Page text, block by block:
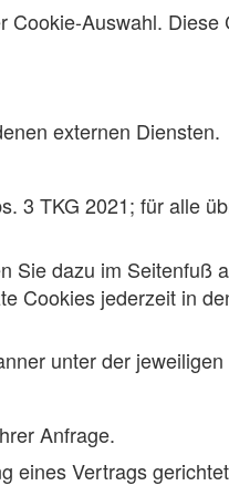
Auswahl.
externen Diensten.
3 TKG 2021; für alle
dazu im Seitenfuß
Cookies jederzeit in
unter der
Anfrage.
eines Vertrags